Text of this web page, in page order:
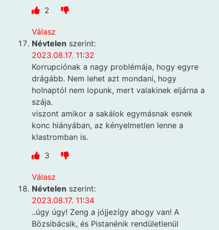
2
Válasz
Névtelen szerint:
2023.08.17. 11:32
Korrupciónak a nagy problémája, hogy egyre
drágább. Nem lehet azt mondani, hogy
holnaptól nem lopunk, mert valakinek eljárna a
szája.
viszont amikor a sakálok egymásnak esnek
konc hiányában, az kényelmetlen lenne a
klastromban is.
3
Válasz
Névtelen szerint:
2023.08.17. 11:34
..úgy úgy! Zeng a jójjezígy ahogy van! A
Bözsibácsik, és Pistanénik rendületlenül